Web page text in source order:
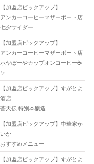
【加盟店ピックアップ】
アンカーコーヒーマザーポート店
七夕サイダー
【加盟店ピックアップ】
アンカーコーヒーマザーポート店
ホヤぼーやカップオンコーヒー☕
✨
【加盟店ピックアップ】すがとよ
酒店
蒼天伝 特別本醸造
【加盟店ピックアップ】中華家か
いか
おすすめメニュー
【加盟店ピックアップ】すがとよ